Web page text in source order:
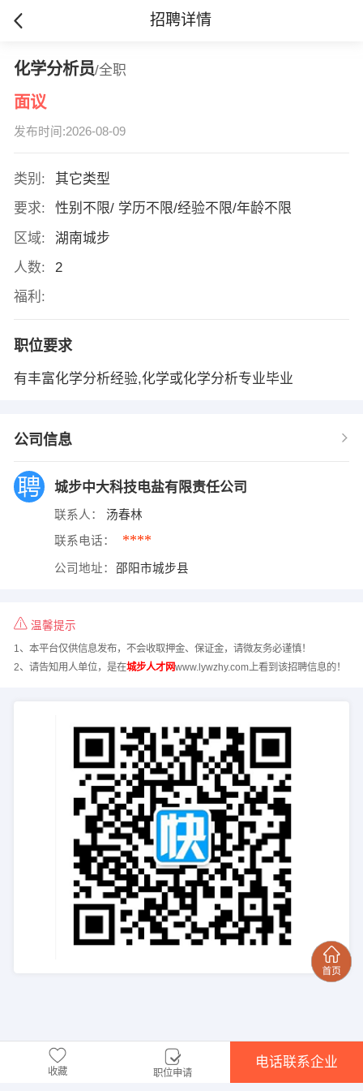
招聘详情
化学分析员/全职
面议
发布时间:2026-08-09
类别:
其它类型
要求:
性别不限/ 学历不限/经验不限/年龄不限
区域:
湖南城步
人数:
2
福利:
职位要求
有丰富化学分析经验,化学或化学分析专业毕业
公司信息
城步中大科技电盐有限责任公司
联系人： 汤春林
联系电话： ****
公司地址： 邵阳市城步县
温馨提示
1、本平台仅供信息发布，不会收取押金、保证金，请微友务必谨慎！
2、请告知用人单位，是在城步人才网www.lywzhy.com上看到该招聘信息的！
收藏 职位申请
电话联系企业